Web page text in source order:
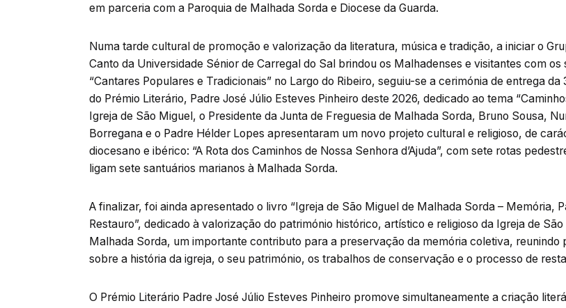
em parceria com a Paroquia de Malhada Sorda e Diocese da Guarda.
Numa tarde cultural de promoção e valorização da literatura, música e tradição, a iniciar o
Canto da Universidade Sénior de Carregal do Sal brindou os Malhadenses e visitantes com os
“Cantares Populares e Tradicionais” no Largo do Ribeiro, seguiu-se a cerimónia de entrega da
do Prémio Literário, Padre José Júlio Esteves Pinheiro deste 2026, dedicado ao tema
Igreja de São Miguel, o Presidente da Junta de Freguesia de Malhada Sorda, Bruno Sousa,
Borregana e o Padre Hélder Lopes apresentaram um novo projeto cultural e religioso, de
diocesano e ibérico: “A Rota dos Caminhos de Nossa Senhora d’Ajuda”, com sete rotas
ligam sete santuários marianos à Malhada Sorda.
A finalizar, foi ainda apresentado o livro “Igreja de São Miguel de Malhada Sorda – Memória,
Restauro”, dedicado à valorização do património histórico, artístico e religioso da Igreja de
Malhada Sorda, um importante contributo para a preservação da memória coletiva, reunindo
sobre a história da igreja, o seu património, os trabalhos de conservação e o processo de
O Prémio Literário Padre José Júlio Esteves Pinheiro promove simultaneamente a criação